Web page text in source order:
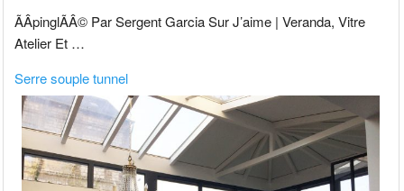
ÃÂpinglÃÂ© Par Sergent Garcia Sur J’aime | Veranda, Vitre
Atelier Et …
Serre souple tunnel